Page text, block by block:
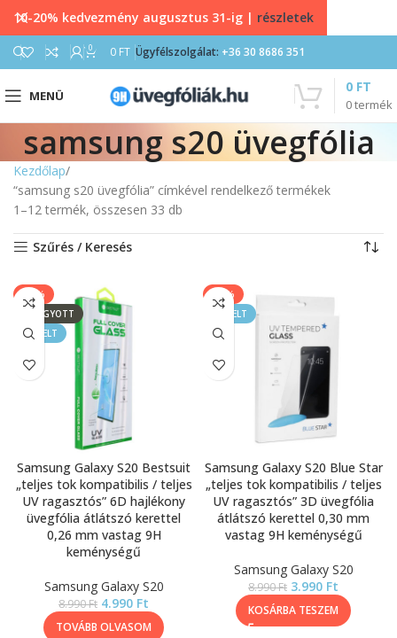
0 0 FT Ügyfélszolgálat: +36 30 8686 351
MENÜ
0termék
0 FT
samsung s20 üvegfólia
Kezdőlap
“samsung s20 üvegfólia” címkével rendelkező termékek
1–12 termék, összesen 33 db
Szűrés / Keresés
-44%
ELFOGYOTT
KIEMELT
Samsung Galaxy S20 Bestsuit
„teljes tok kompatibilis / teljes
UV ragasztós” 6D hajlékony
üvegfólia átlátszó kerettel
0,26 mm vastag 9H
keménységű
Samsung Galaxy S20
8.990Ft 4.990 Ft
TOVÁBB OLVASOM
-56%
KIEMELT
Samsung Galaxy S20 Blue Star
„teljes tok kompatibilis / teljes
UV ragasztós” 3D üvegfólia
átlátszó kerettel 0,30 mm
vastag 9H keménységű
Samsung Galaxy S20
8.990Ft 3.990 Ft
KOSÁRBA TESZEM
10-20% kedvezmény augusztus 31-ig | részletek